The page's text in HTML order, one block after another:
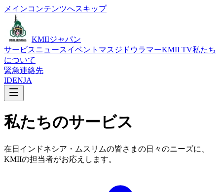
メインコンテンツへスキップ
KMIIジャパン
サービスニュースイベント マスジド ウラマーKMII TV私たち
について
緊急連絡先
IDENJA
私たちのサービス
在日インドネシア・ムスリムの皆さまの日々のニーズに、
KMIIの担当者がお応えします。